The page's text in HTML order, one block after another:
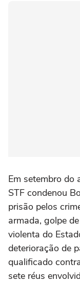
Em setembro do
STF condenou
prisão pelos
armada, golpe
violenta do
deterioração de
qualificado
sete réus